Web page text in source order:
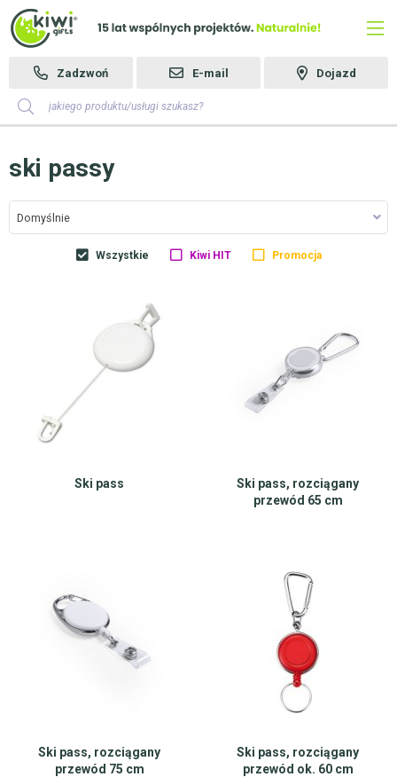
Zadzwoń E-mail Dojazd
ski passy
Domyślnie
Wszystkie Kiwi HIT Promocja
Ski pass
Ski pass, rozciągany
przewód 65 cm
Ski pass, rozciągany
przewód 75 cm
Ski pass, rozciągany
przewód ok. 60 cm